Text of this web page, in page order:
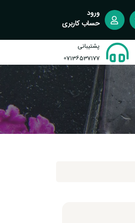
ورود
حساب کاربری
پشتیبانی
07136537177